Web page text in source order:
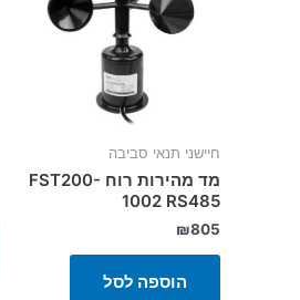
חיישני תנאי סביבה
מד מהירות רוח FST200-
1002 RS485
₪805
הוספה לסל